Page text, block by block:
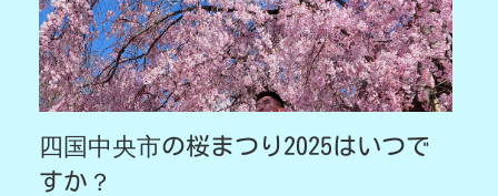
四国中央市の桜まつり2025はいつで
すか？